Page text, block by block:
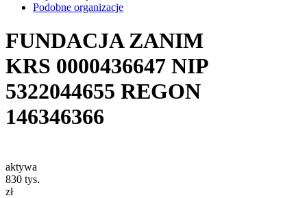
Podobne organizacje
FUNDACJA ZANIM
KRS 0000436647 NIP
5322044655 REGON
146346366
aktywa
830 tys.
zł